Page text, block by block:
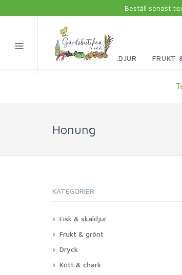
Beställ senast
FISK & SKALDJUR FRUKT
Honung
KATEGORIER
Fisk & skaldjur
Frukt & grönt
Dryck
Kött & chark